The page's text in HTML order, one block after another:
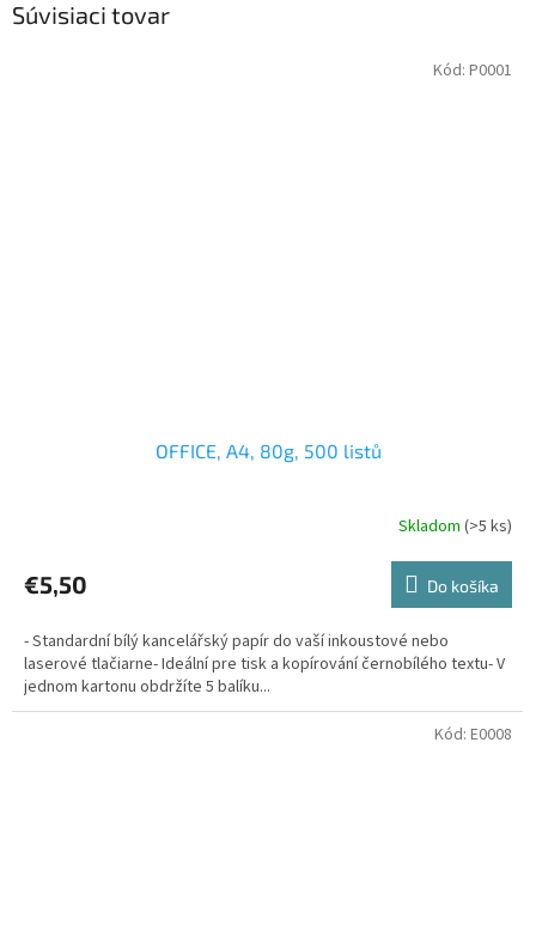
Súvisiaci tovar
OFFICE, A4, 80g, 500 listů
Skladom (>5 ks)
€5,50 Do košíka
- Standardní bílý kancelářský papír do vaší inkoustové nebo
laserové tlačiarne- Ideální pre tisk a kopírování černobílého textu- V
jednom kartonu obdržíte 5 balíku...
Kód: P0001
Kód: E0008